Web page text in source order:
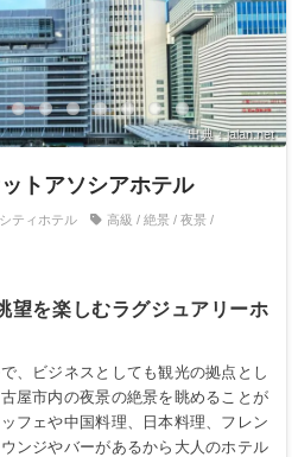
出典：jalan.net
トアソシアホテル
シティホテル 高級 / 絶景 / 夜景 /
望を楽しむラグジュアリーホ
、ビジネスとしても観光の拠点とし
屋市内の夜景の絶景を眺めることが
フェや中国料理、日本料理、フレン
ンジやバーがあるから大人のホテル